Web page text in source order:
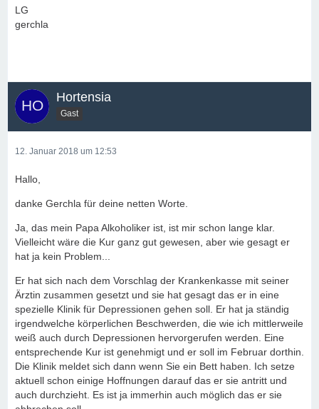
LG
gerchla
Hortensia
Gast
12. Januar 2018 um 12:53
Hallo,
danke Gerchla für deine netten Worte.
Ja, das mein Papa Alkoholiker ist, ist mir schon lange klar.
Vielleicht wäre die Kur ganz gut gewesen, aber wie gesagt er
hat ja kein Problem...
Er hat sich nach dem Vorschlag der Krankenkasse mit seiner
Ärztin zusammen gesetzt und sie hat gesagt das er in eine
spezielle Klinik für Depressionen gehen soll. Er hat ja ständig
irgendwelche körperlichen Beschwerden, die wie ich mittlerweile
weiß auch durch Depressionen hervorgerufen werden. Eine
entsprechende Kur ist genehmigt und er soll im Februar dorthin.
Die Klinik meldet sich dann wenn Sie ein Bett haben. Ich setze
aktuell schon einige Hoffnungen darauf das er sie antritt und
auch durchzieht. Es ist ja immerhin auch möglich das er sie